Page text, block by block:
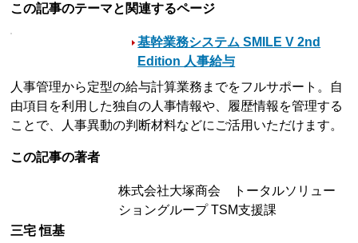
この記事のテーマと関連するページ
基幹業務システム SMILE V 2nd
Edition 人事給与
人事管理から定型の給与計算業務までをフルサポート。自
由項目を利用した独自の人事情報や、履歴情報を管理する
ことで、人事異動の判断材料などにご活用いただけます。
この記事の著者
株式会社大塚商会 トータルソリュー
ショングループ TSM支援課
三宅 恒基